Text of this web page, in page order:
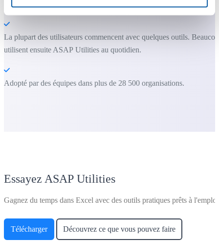
La plupart des utilisateurs commencent avec quelques outils.
utilisent ensuite ASAP Utilities au quotidien.
Adopté par des équipes dans plus de 28 500 organisations.
Essayez ASAP Utilities
Gagnez du temps dans Excel avec des outils pratiques prêts à
Télécharger Découvrez ce que vous pouvez faire